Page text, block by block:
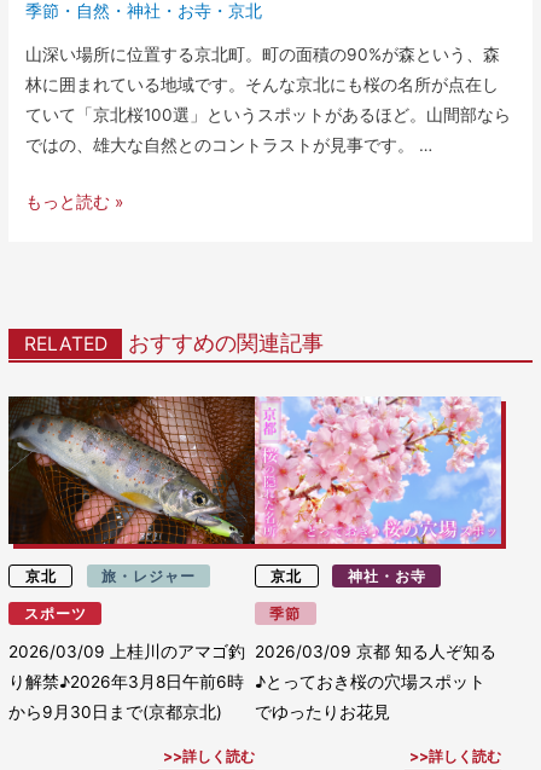
季節 ・ 自然 ・神社・お寺 ・京北
山深い場所に位置する京北町。町の面積の90%が森という、森
林に囲まれている地域です。そんな京北にも桜の名所が点在し
ていて「京北桜100選」というスポットがあるほど。山間部なら
ではの、雄大な自然とのコントラストが見事です。 …
もっと読む »
RELATED おすすめの関連記事
京北 旅・レジャー
スポーツ
2026/03/09上桂川のアマゴ釣
り解禁♪2026年3月8日午前6時
から9月30日まで(京都京北)
詳しく読む
京北 神社・お寺
季節
2026/03/09 京都 知る人ぞ知る
♪とっておき桜の穴場スポット
でゆったりお花見
詳しく読む